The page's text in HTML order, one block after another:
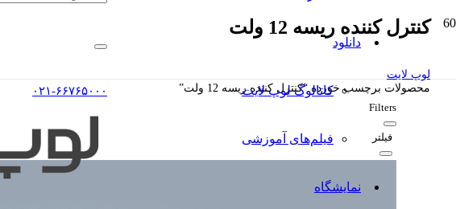
دانلود
کاتالوگ‌ لوپ لایت
فیلم‌های آموزشی
نمایشگاه
۰۲۱-۶۶۷۶۵۰۰۰
کنترل کننده ریسه 12 ولت
لوپ لایت
محصولات برچسب خورده “کنترل کننده ریسه 12 ولت”
Filters
فیلتر